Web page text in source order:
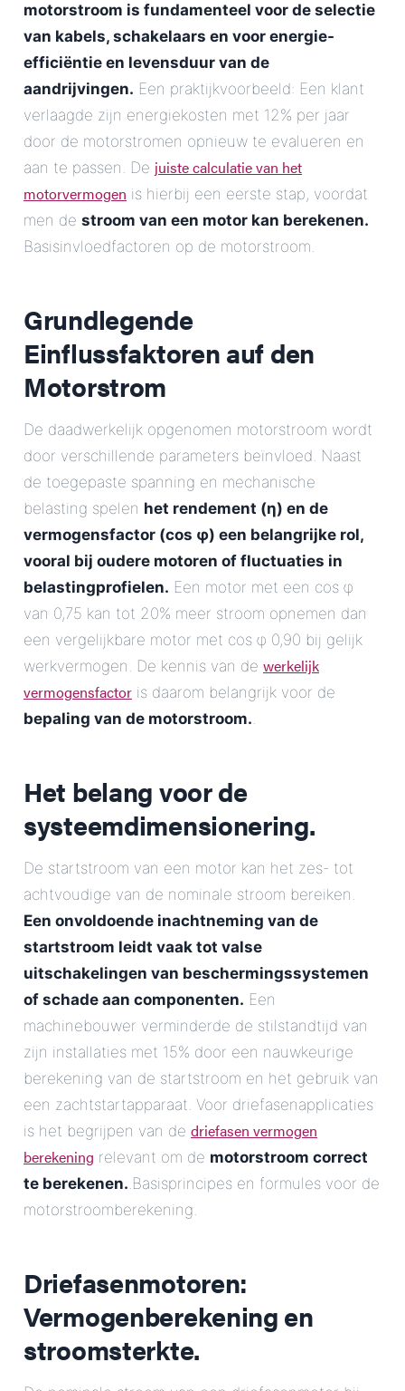
motorstroom is fundamenteel voor de selectie
van kabels, schakelaars en voor energie-
efficiëntie en levensduur van de
aandrijvingen. Een praktijkvoorbeeld: Een klant
verlaagde zijn energiekosten met 12% per jaar
door de motorstromen opnieuw te evalueren en
aan te passen. De juiste calculatie van het
motorvermogen is hierbij een eerste stap, voordat
men de stroom van een motor kan berekenen.
Basisinvloedfactoren op de motorstroom.
Grundlegende
Einflussfaktoren auf den
Motorstrom
De daadwerkelijk opgenomen motorstroom wordt
door verschillende parameters beïnvloed. Naast
de toegepaste spanning en mechanische
belasting spelen het rendement (η) en de
vermogensfactor (cos φ) een belangrijke rol,
vooral bij oudere motoren of fluctuaties in
belastingprofielen. Een motor met een cos φ
van 0,75 kan tot 20% meer stroom opnemen dan
een vergelijkbare motor met cos φ 0,90 bij gelijk
werkvermogen. De kennis van de werkelijk
vermogensfactor is daarom belangrijk voor de
bepaling van de motorstroom..
Het belang voor de
systeemdimensionering.
De startstroom van een motor kan het zes- tot
achtvoudige van de nominale stroom bereiken.
Een onvoldoende inachtneming van de
startstroom leidt vaak tot valse
uitschakelingen van beschermingssystemen
of schade aan componenten. Een
machinebouwer verminderde de stilstandtijd van
zijn installaties met 15% door een nauwkeurige
berekening van de startstroom en het gebruik van
een zachtstartapparaat. Voor driefasenapplicaties
is het begrijpen van de driefasen vermogen
berekening relevant om de motorstroom correct
te berekenen..Basisprincipes en formules voor de
motorstroomberekening.
Driefasenmotoren:
Vermogenberekening en
stroomsterkte.